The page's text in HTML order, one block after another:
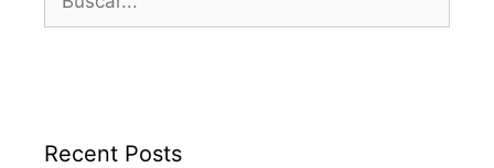
Recent Posts